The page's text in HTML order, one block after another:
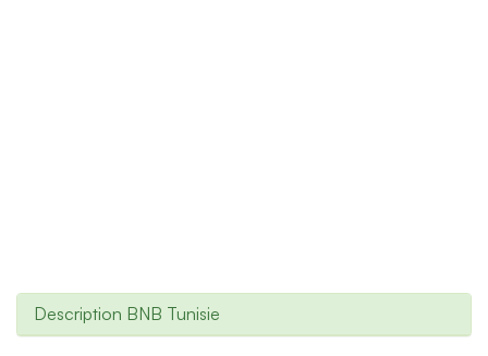
Description BNB Tunisie